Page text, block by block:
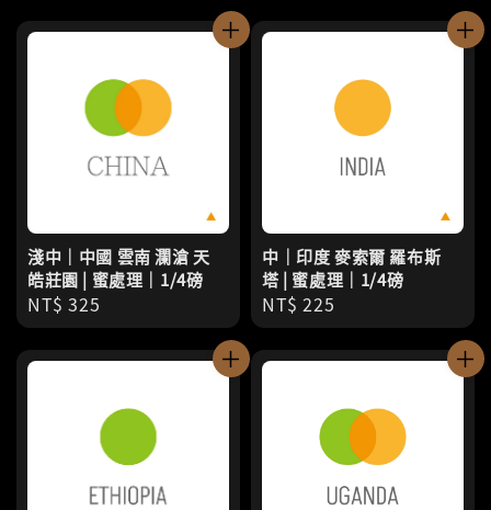
淺中｜中國 雲南 瀾滄 天
皓莊園 | 蜜處理｜1/4磅
Regular
price
NT$ 325
中｜印度 麥索爾 羅布斯
塔 | 蜜處理｜1/4磅
Regular
price
NT$ 225